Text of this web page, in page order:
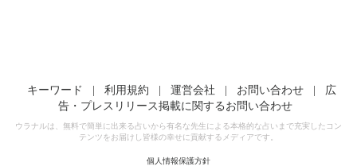
キーワード | 利用規約 | 運営会社 | お問い合わせ |
広
告・プレスリリース掲載に関するお問い合わせ
ウラナルは、無料で簡単に出来る占いから有名な先生による本格的な占いまで充実したコン
テンツをお届けし皆様の幸せに貢献するメディアです。
個人情報保護方針